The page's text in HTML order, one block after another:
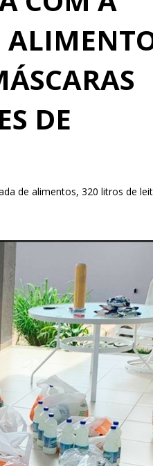
DE
de alimentos, 320 litros de